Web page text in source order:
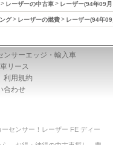
レーザーの中古車 レーザー(94年09
グ レーザーの燃費 レーザー(94年
ンサーエッジ・輸入車
リース
利用規約
合わせ
センサー！レーザー FE ディー